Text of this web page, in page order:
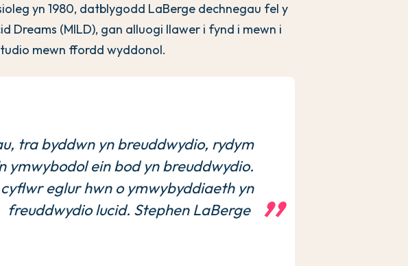
yn 1980, datblygodd LaBerge dechnegau fel y
Dreams (MILD), gan alluogi llawer i fynd i mewn i
mewn ffordd wyddonol.
tra byddwn yn breuddwydio, rydym
ymwybodol ein bod yn breuddwydio.
eglur hwn o ymwybyddiaeth yn
freuddwydio lucid. Stephen LaBerge